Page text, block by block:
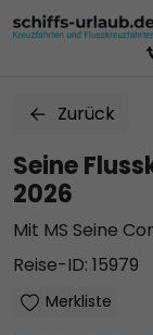
Zurück
Seine
2026
Mit MS Seine
Reise-ID: 15979
Merkliste